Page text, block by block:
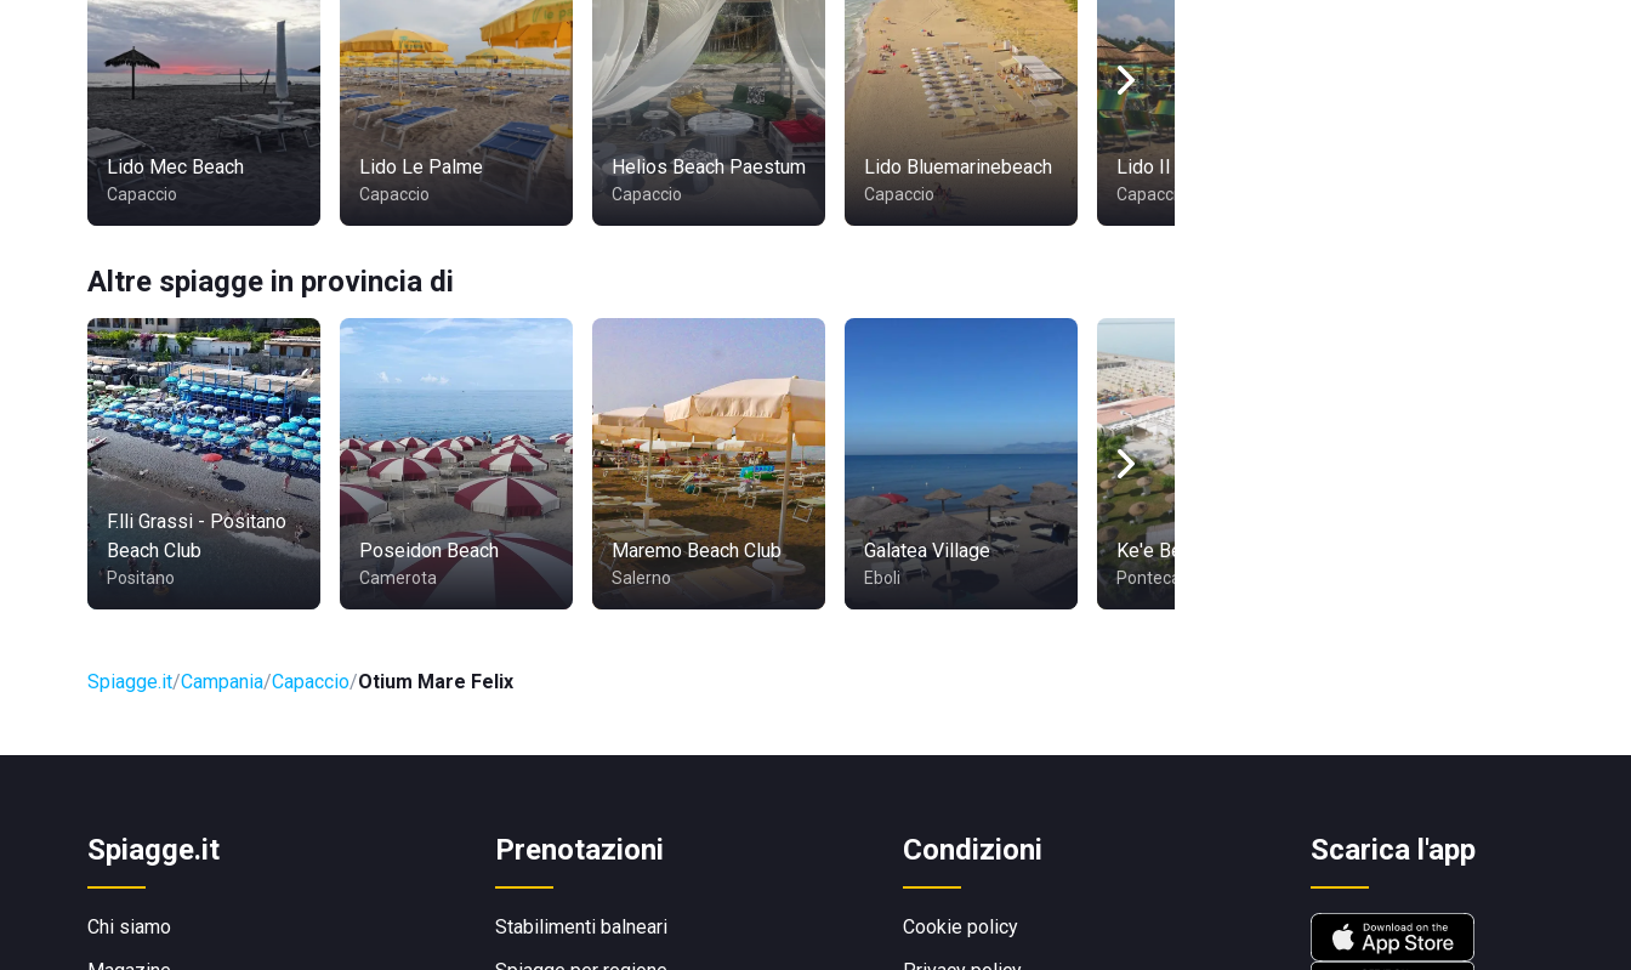
Lido Mec Beach
Capaccio
Lido Le Palme
Capaccio
Helios Beach Paestum
Capaccio
Lido Bluemarinebeach
Capaccio
Lido Il Pescatore
Capaccio
Altre spiagge in provincia di
F.lli Grassi - Positano
Beach Club
Positano
Poseidon Beach
Camerota
Maremo Beach Club
Salerno
Galatea Village
Eboli
Ke'e Beach
Pontecagnano Faiano
Spiagge.it Campania Capaccio Otium Mare Felix
Spiagge.it
Chi siamo
Prenotazioni
Stabilimenti balneari
Condizioni
Cookie policy
Scarica l'app